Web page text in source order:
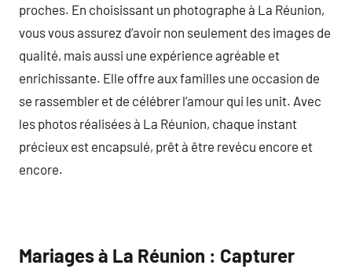
proches. En choisissant un photographe à La Réunion,
vous vous assurez d’avoir non seulement des images de
qualité, mais aussi une expérience agréable et
enrichissante. Elle offre aux familles une occasion de
se rassembler et de célébrer l’amour qui les unit. Avec
les photos réalisées à La Réunion, chaque instant
précieux est encapsulé, prêt à être revécu encore et
encore.
Mariages à La Réunion : Capturer